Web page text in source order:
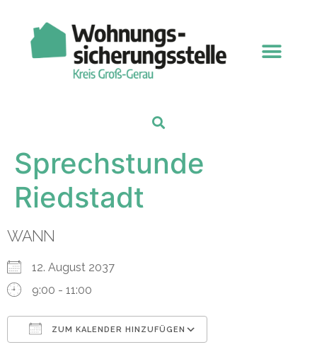
Sprechstunde
Riedstadt
WANN
12. August 2037
9:00 - 11:00
ZUM KALENDER HINZUFÜGEN